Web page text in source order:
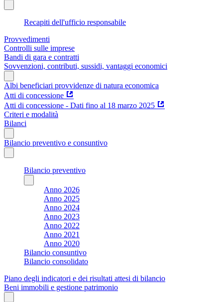
Recapiti dell'ufficio responsabile
Provvedimenti
Controlli sulle imprese
Bandi di gara e contratti
Sovvenzioni, contributi, sussidi, vantaggi economici
Albi beneficiari provvidenze di natura economica
Atti di concessione
Atti di concessione - Dati fino al 18 marzo 2025
Criteri e modalità
Bilanci
Bilancio preventivo e consuntivo
Bilancio preventivo
Anno 2026
Anno 2025
Anno 2024
Anno 2023
Anno 2022
Anno 2021
Anno 2020
Bilancio consuntivo
Bilancio consolidato
Piano degli indicatori e dei risultati attesi di bilancio
Beni immobili e gestione patrimonio